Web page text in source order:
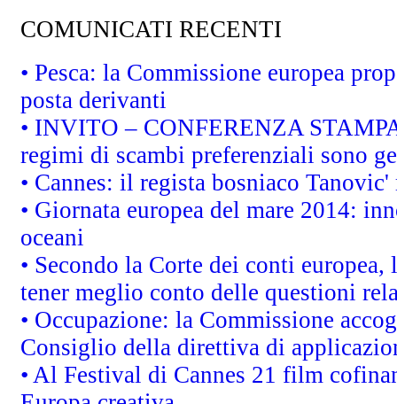
COMUNICATI RECENTI
• Pesca: la Commissione europea
posta derivanti
• INVITO – CONFERENZA
regimi di scambi preferenziali sono
• Cannes: il regista bosniaco
• Giornata europea del mare 2014:
oceani
• Secondo la Corte dei conti
tener meglio conto delle questioni
• Occupazione: la Commissione
Consiglio della direttiva di
• Al Festival di Cannes 21 film